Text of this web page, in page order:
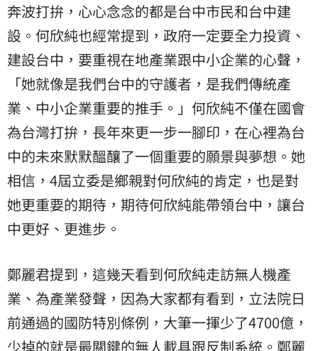
奔波打拚，心心念念的都是台中市民和台中建
設。何欣純也經常提到，政府一定要全力投資、
建設台中，要重視在地產業跟中小企業的心聲，
「她就像是我們台中的守護者，是我們傳統產
業、中小企業重要的推手。」何欣純不僅在國會
為台灣打拚，長年來更一步一腳印，在心裡為台
中的未來默默醞釀了一個重要的願景與夢想。她
相信，4屆立委是鄉親對何欣純的肯定，也是對
她更重要的期待，期待何欣純能帶領台中，讓台
中更好、更進步。
鄭麗君提到，這幾天看到何欣純走訪無人機產
業、為產業發聲，因為大家都有看到，立法院日
前通過的國防特別條例，大筆一揮少了4700億，
少掉的就是最關鍵的無人載具跟反制系統。鄭麗